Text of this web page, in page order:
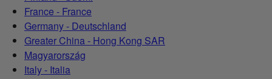
France - France
Germany - Deutschland
Greater China - Hong Kong SAR
Magyarország
Italy - Italia